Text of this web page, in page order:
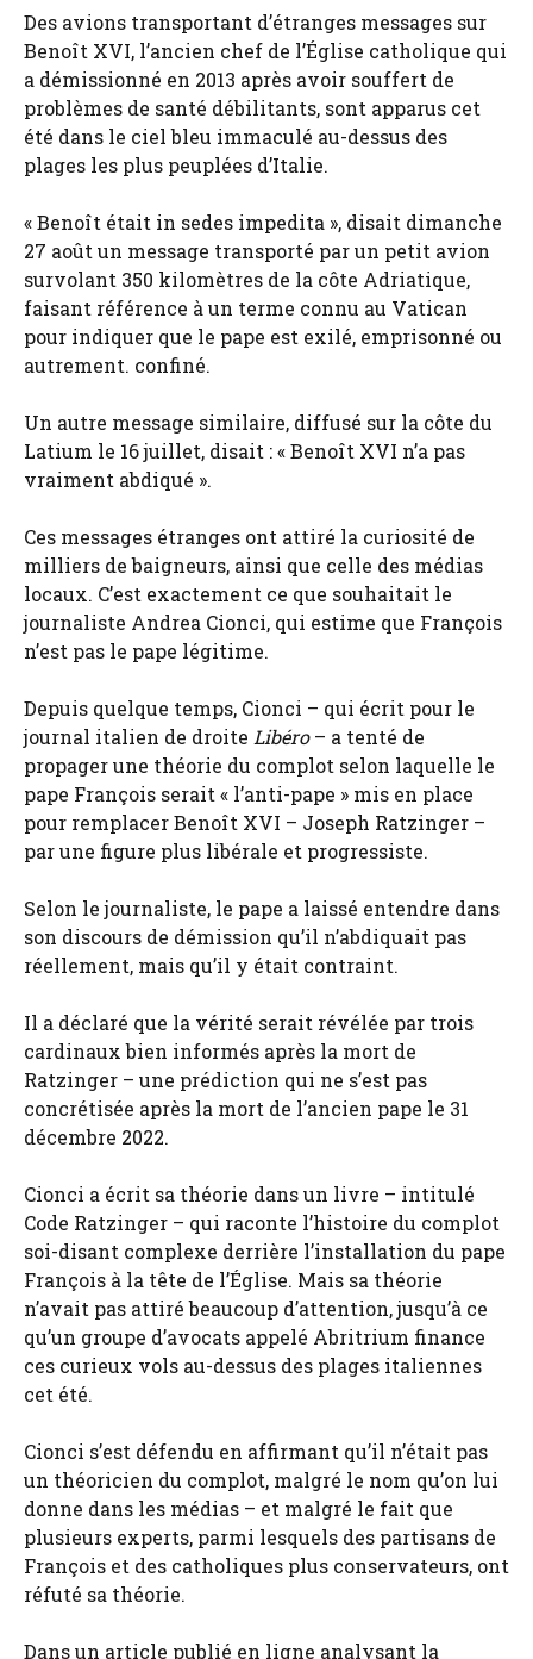
Des avions transportant d’étranges messages sur
Benoît XVI, l’ancien chef de l’Église catholique qui
a démissionné en 2013 après avoir souffert de
problèmes de santé débilitants, sont apparus cet
été dans le ciel bleu immaculé au-dessus des
plages les plus peuplées d’Italie.
« Benoît était in sedes impedita », disait dimanche
27 août un message transporté par un petit avion
survolant 350 kilomètres de la côte Adriatique,
faisant référence à un terme connu au Vatican
pour indiquer que le pape est exilé, emprisonné ou
autrement. confiné.
Un autre message similaire, diffusé sur la côte du
Latium le 16 juillet, disait : « Benoît XVI n’a pas
vraiment abdiqué ».
Ces messages étranges ont attiré la curiosité de
milliers de baigneurs, ainsi que celle des médias
locaux. C’est exactement ce que souhaitait le
journaliste Andrea Cionci, qui estime que François
n’est pas le pape légitime.
Depuis quelque temps, Cionci – qui écrit pour le
journal italien de droite Libéro– a tenté de
propager une théorie du complot selon laquelle le
pape François serait « l’anti-pape » mis en place
pour remplacer Benoît XVI – Joseph Ratzinger –
par une figure plus libérale et progressiste.
Selon le journaliste, le pape a laissé entendre dans
son discours de démission qu’il n’abdiquait pas
réellement, mais qu’il y était contraint.
Il a déclaré que la vérité serait révélée par trois
cardinaux bien informés après la mort de
Ratzinger – une prédiction qui ne s’est pas
concrétisée après la mort de l’ancien pape le 31
décembre 2022.
Cionci a écrit sa théorie dans un livre – intitulé
Code Ratzinger – qui raconte l’histoire du complot
soi-disant complexe derrière l’installation du pape
François à la tête de l’Église. Mais sa théorie
n’avait pas attiré beaucoup d’attention, jusqu’à ce
qu’un groupe d’avocats appelé Abritrium finance
ces curieux vols au-dessus des plages italiennes
cet été.
Cionci s’est défendu en affirmant qu’il n’était pas
un théoricien du complot, malgré le nom qu’on lui
donne dans les médias – et malgré le fait que
plusieurs experts, parmi lesquels des partisans de
François et des catholiques plus conservateurs, ont
réfuté sa théorie.
Dans un article publié en ligne analysant la